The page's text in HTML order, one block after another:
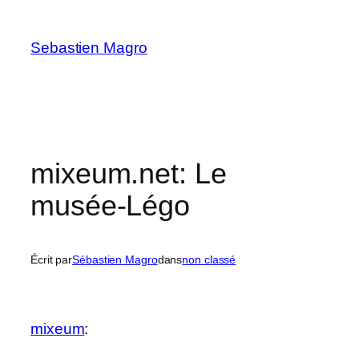
content
Sebastien Magro
mixeum.net: Le
musée-Légo
Écrit parSébastien Magrodansnon classé
mixeum: